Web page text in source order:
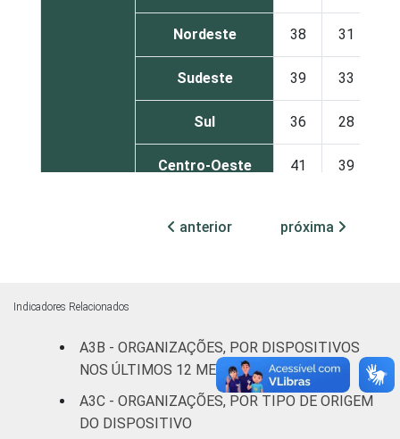
Nordeste 38 31
Sudeste 39 33
Sul 36 28
Centro-Oeste 41 39
patronais e
36 31
Educação e
pesquisa
47 37
Desenvolvimento
anterior próxima
Indicadores Relacionados
A3B - ORGANIZAÇÕES, POR DISPOSITIVOS
NOS ÚLTIMOS 12 MESES
A3C - ORGANIZAÇÕES, POR TIPO DE ORIGEM
DO DISPOSITIVO